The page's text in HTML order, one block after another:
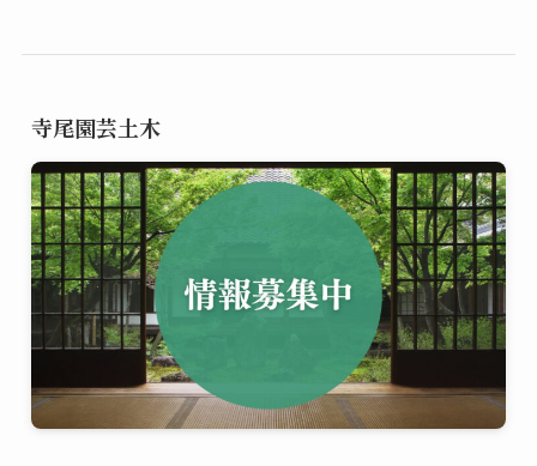
寺尾園芸土木